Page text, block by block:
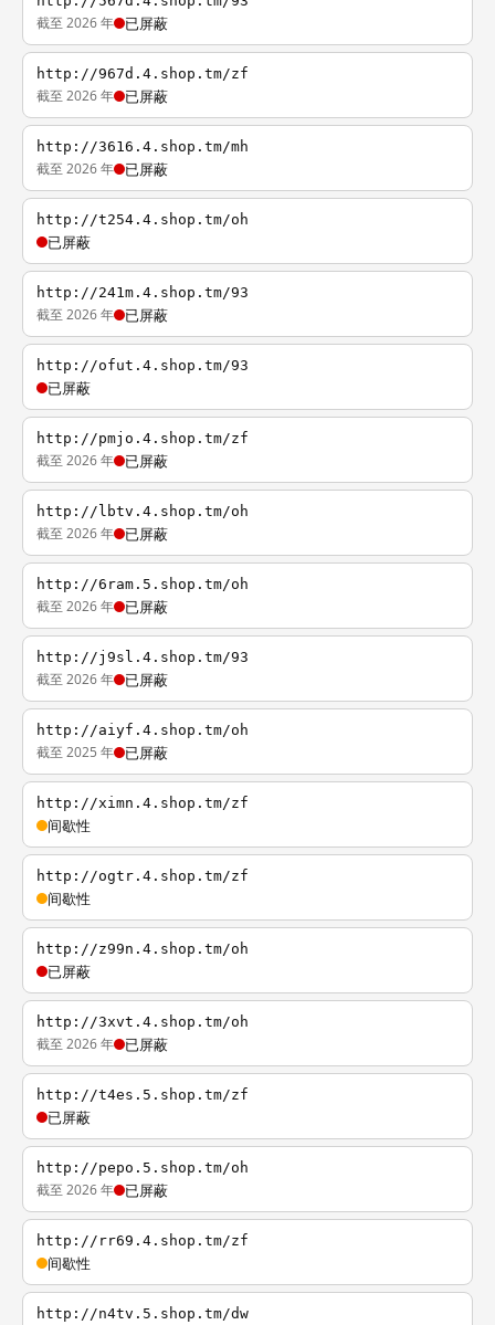
截至 2026 年 已屏蔽
http://967d.4.shop.tm/zf
截至 2026 年 已屏蔽
http://3616.4.shop.tm/mh
截至 2026 年 已屏蔽
http://t254.4.shop.tm/oh
已屏蔽
http://241m.4.shop.tm/93
截至 2026 年 已屏蔽
http://ofut.4.shop.tm/93
已屏蔽
http://pmjo.4.shop.tm/zf
截至 2026 年 已屏蔽
http://lbtv.4.shop.tm/oh
截至 2026 年 已屏蔽
http://6ram.5.shop.tm/oh
截至 2026 年 已屏蔽
http://j9sl.4.shop.tm/93
截至 2026 年 已屏蔽
http://aiyf.4.shop.tm/oh
截至 2025 年 已屏蔽
http://ximn.4.shop.tm/zf
间歇性
http://ogtr.4.shop.tm/zf
间歇性
http://z99n.4.shop.tm/oh
已屏蔽
http://3xvt.4.shop.tm/oh
截至 2026 年 已屏蔽
http://t4es.5.shop.tm/zf
已屏蔽
http://pepo.5.shop.tm/oh
截至 2026 年 已屏蔽
http://rr69.4.shop.tm/zf
间歇性
http://n4tv.5.shop.tm/dw